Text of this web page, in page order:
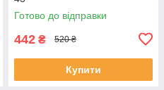
Готово до відправки
442 ₴ 520 ₴
Купити